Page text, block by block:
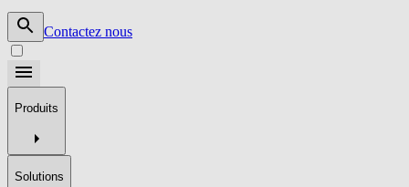
Contactez nous
Produits
Solutions